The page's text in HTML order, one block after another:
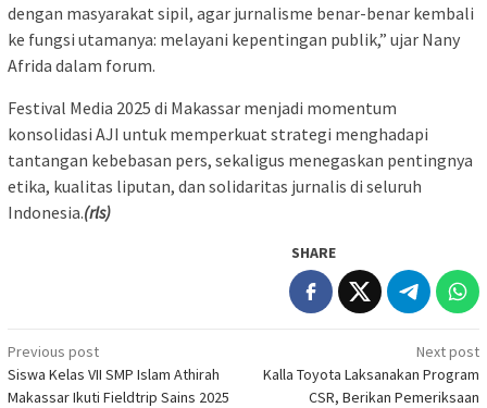
dengan masyarakat sipil, agar jurnalisme benar-benar kembali
ke fungsi utamanya: melayani kepentingan publik,” ujar Nany
Afrida dalam forum.
Festival Media 2025 di Makassar menjadi momentum
konsolidasi AJI untuk memperkuat strategi menghadapi
tantangan kebebasan pers, sekaligus menegaskan pentingnya
etika, kualitas liputan, dan solidaritas jurnalis di seluruh
Indonesia.(rls)
SHARE
Post
navigation
Previous post
Siswa Kelas VII SMP Islam Athirah
Makassar Ikuti Fieldtrip Sains 2025
Next post
Kalla Toyota Laksanakan Program
CSR, Berikan Pemeriksaan